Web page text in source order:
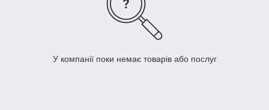
У компанії поки немає товарів або послуг